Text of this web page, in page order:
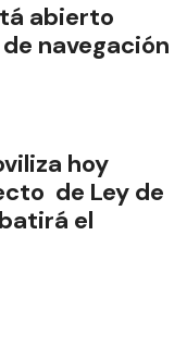
abierto
navegación
hoy
de Ley de
el